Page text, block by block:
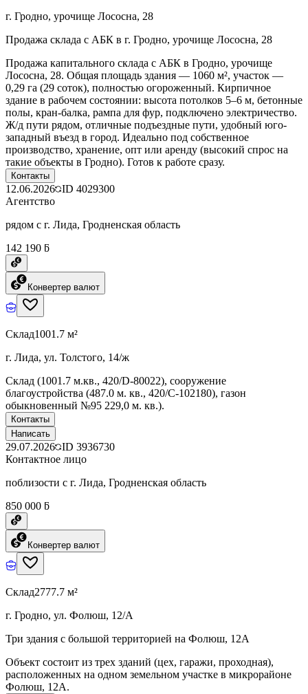
г. Гродно, урочище Лососна, 28
Продажа склада с АБК в г. Гродно, урочище Лососна, 28
Продажа капитального склада с АБК в Гродно, урочище
Лососна, 28. Общая площадь здания — 1060 м², участок —
0,29 га (29 соток), полностью огороженный. Кирпичное
здание в рабочем состоянии: высота потолков 5–6 м, бетонные
полы, кран-балка, рампа для фур, подключено электричество.
Ж/д пути рядом, отличные подъездные пути, удобный юго-
западный въезд в город. Идеально под собственное
производство, хранение, опт или аренду (высокий спрос на
такие объекты в Гродно). Готов к работе сразу.
Контакты
12.06.2026 ID 4029300
Агентство
рядом с г. Лида, Гродненская область
142 190 ƃ
Конвертер валют
Склад1001.7 м²
г. Лида, ул. Толстого, 14/ж
Склад (1001.7 м.кв., 420/D-80022), сооружение
благоустройства (487.0 м. кв., 420/C-102180), газон
обыкновенный №95 229,0 м. кв.).
Контакты
Написать
29.07.2026 ID 3936730
Контактное лицо
поблизости с г. Лида, Гродненская область
850 000 ƃ
Конвертер валют
Склад2777.7 м²
г. Гродно, ул. Фолюш, 12/А
Три здания с большой территорией на Фолюш, 12А
Объект состоит из трех зданий (цех, гаражи, проходная),
расположенных на одном земельном участке в микрорайоне
Фолюш, 12А.